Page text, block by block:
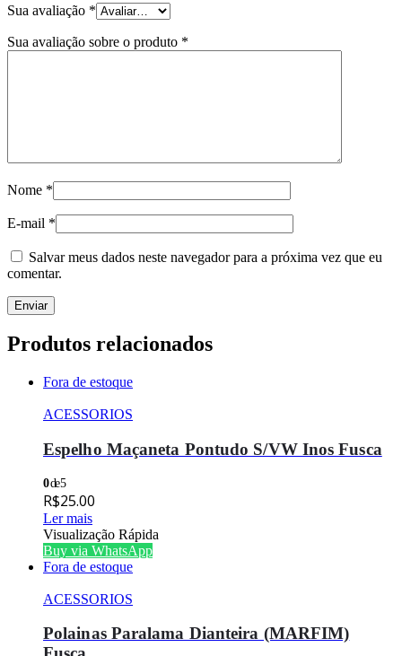
Sua avaliação *
Sua avaliação sobre o produto *
Nome *
E-mail *
Salvar meus dados neste navegador para a próxima vez que eu
comentar.
Produtos relacionados
Fora de estoque
ACESSORIOS
Espelho Maçaneta Pontudo S/VW Inos Fusca
0de 5
R$25.00
Ler mais
Visualização Rápida
Buy via WhatsApp
Fora de estoque
ACESSORIOS
Polainas Paralama Dianteira (MARFIM)